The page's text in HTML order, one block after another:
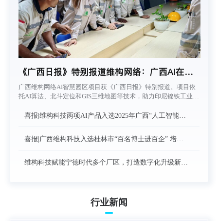
《广西日报》特别报道维构网络：广西AI在印
尼当“向导”
广西维构网络AI智慧园区项目获《广西日报》特别报道。项目依
托AI算法、北斗定位和GIS三维地图等技术，助力印尼镍铁工业园
盟市场的创新成果。
喜报|维构科技两项AI产品入选2025年广西“人工智能
喜报|广西维构科技入选桂林市“百名博士进百企” 培育
维构科技赋能宁德时代多个厂区，打造数字化升级新标
行业新闻